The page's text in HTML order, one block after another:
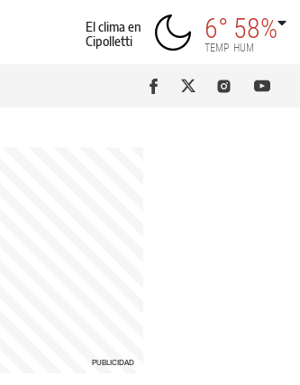
El clima en
Cipolletti
6°
TEMP
58%
HUM